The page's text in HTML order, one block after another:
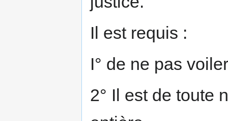
Il est requis :
I° de ne pas
2° Il est de toute